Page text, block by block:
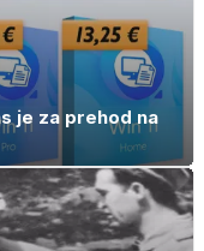
je za prehod na